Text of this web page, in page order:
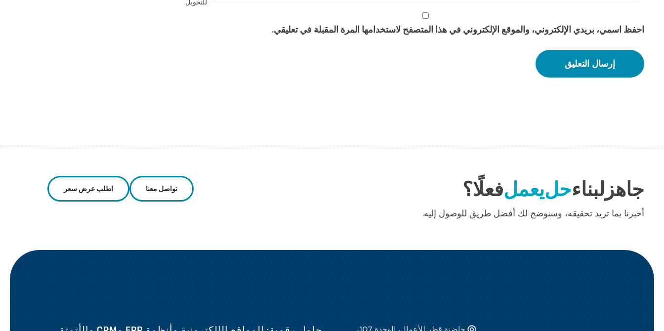
احفظ اسمي، بريدي الإلكتروني، والموقع الإلكتروني في هذا المتصفح لاستخدامها المرة المقبلة في تعليقي.
للتحويل.
جاهزلبناءحليعملفعلًا؟
أخبرنا بما تريد تحقيقه، وسنوضح لك أفضل طريق للوصول إليه.
تواصل معنا اطلب عرض سعر